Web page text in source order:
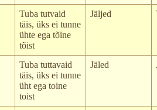
Tuba tutvaid
täis, üks ei tunne
ühte ega tõine
tõist
Jäljed
Tuba tuttavaid
täis, üks ei tunne
üht ega toine
toist
Jäled